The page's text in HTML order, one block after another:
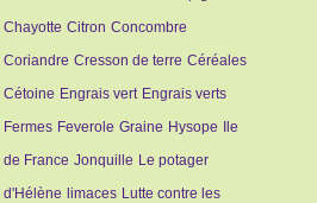
Chayotte Citron Concombre
Coriandre Cresson de terre Céréales
Cétoine Engrais vert Engrais verts
Fermes Feverole Graine Hysope
Ile
de France Jonquille Le potager
d'Hélène limaces Lutte contre les